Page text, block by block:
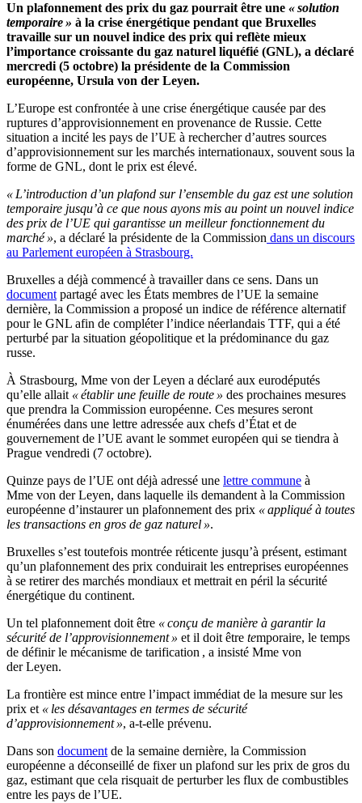
Un plafonnement des prix du gaz pourrait être une « solution
temporaire » à la crise énergétique pendant que Bruxelles
travaille sur un nouvel indice des prix qui reflète mieux
l’importance croissante du gaz naturel liquéfié (GNL), a déclaré
mercredi (5 octobre) la présidente de la Commission
européenne, Ursula von der Leyen.
L’Europe est confrontée à une crise énergétique causée par des
ruptures d’approvisionnement en provenance de Russie. Cette
situation a incité les pays de l’UE à rechercher d’autres sources
d’approvisionnement sur les marchés internationaux, souvent sous la
forme de GNL, dont le prix est élevé.
« L’introduction d’un plafond sur l’ensemble du gaz est une solution
temporaire jusqu’à ce que nous ayons mis au point un nouvel indice
des prix de l’UE qui garantisse un meilleur fonctionnement du
marché », a déclaré la présidente de la Commission dans un discours
au Parlement européen à Strasbourg.
Bruxelles a déjà commencé à travailler dans ce sens. Dans un
document partagé avec les États membres de l’UE la semaine
dernière, la Commission a proposé un indice de référence alternatif
pour le GNL afin de compléter l’indice néerlandais TTF, qui a été
perturbé par la situation géopolitique et la prédominance du gaz
russe.
À Strasbourg, Mme von der Leyen a déclaré aux eurodéputés
qu’elle allait « établir une feuille de route » des prochaines mesures
que prendra la Commission européenne. Ces mesures seront
énumérées dans une lettre adressée aux chefs d’État et de
gouvernement de l’UE avant le sommet européen qui se tiendra à
Prague vendredi (7 octobre).
Quinze pays de l’UE ont déjà adressé une lettre commune à
Mme von der Leyen, dans laquelle ils demandent à la Commission
européenne d’instaurer un plafonnement des prix « appliqué à toutes
les transactions en gros de gaz naturel ».
Bruxelles s’est toutefois montrée réticente jusqu’à présent, estimant
qu’un plafonnement des prix conduirait les entreprises européennes
à se retirer des marchés mondiaux et mettrait en péril la sécurité
énergétique du continent.
Un tel plafonnement doit être « conçu de manière à garantir la
sécurité de l’approvisionnement » et il doit être temporaire, le temps
de définir le mécanisme de tarification , a insisté Mme von
der Leyen.
La frontière est mince entre l’impact immédiat de la mesure sur les
prix et « les désavantages en termes de sécurité
d’approvisionnement », a-t-elle prévenu.
Dans son document de la semaine dernière, la Commission
européenne a déconseillé de fixer un plafond sur les prix de gros du
gaz, estimant que cela risquait de perturber les flux de combustibles
entre les pays de l’UE.